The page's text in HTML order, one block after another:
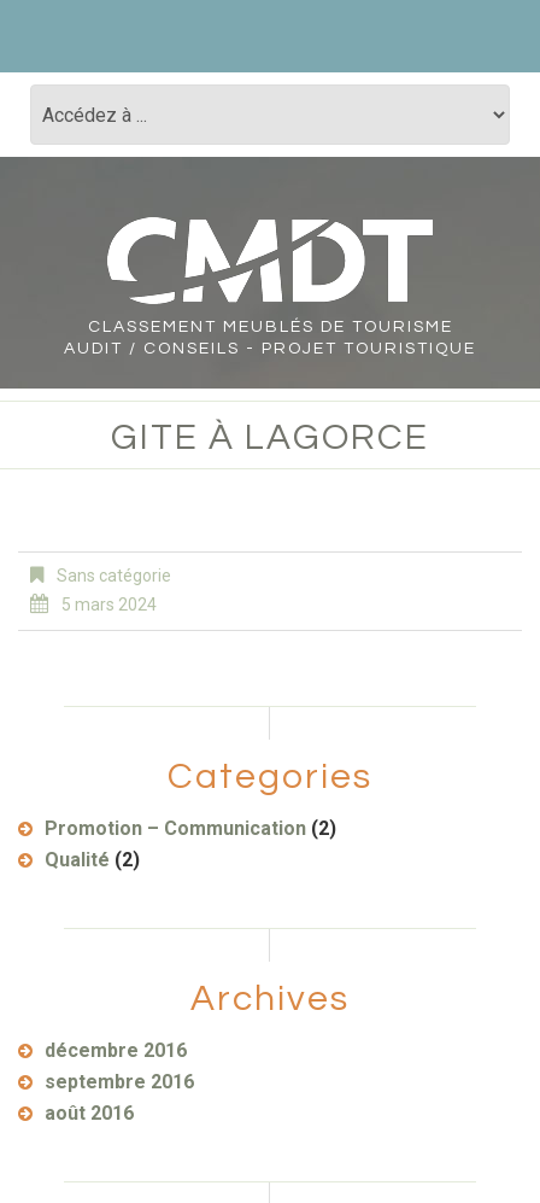
CLASSEMENT
MEUBLÉS DE TOURISME
AUDIT / CONSEILS - PROJET TOURISTIQUE
GITE À LAGORCE
Sans catégorie
5 mars 2024
Categories
Promotion – Communication (2)
Qualité (2)
Archives
décembre 2016
septembre 2016
août 2016